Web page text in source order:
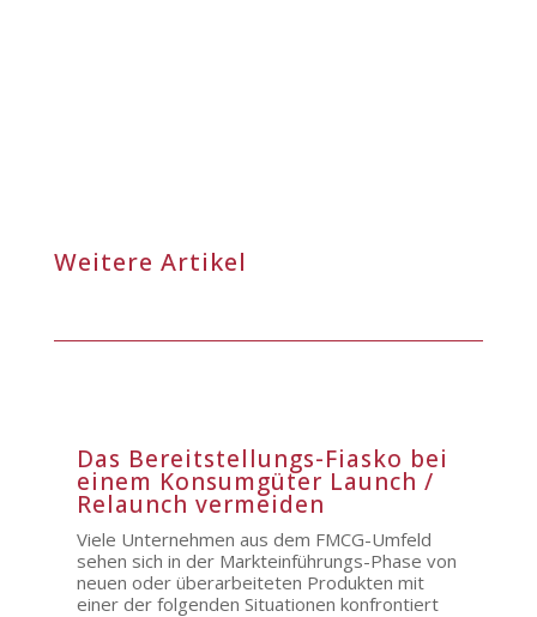
Weitere Artikel
Das Bereitstellungs-Fiasko bei
einem Konsumgüter Launch /
Relaunch vermeiden
Viele Unternehmen aus dem FMCG-Umfeld
sehen sich in der Markteinführungs-Phase von
neuen oder überarbeiteten Produkten mit
einer der folgenden Situationen konfrontiert